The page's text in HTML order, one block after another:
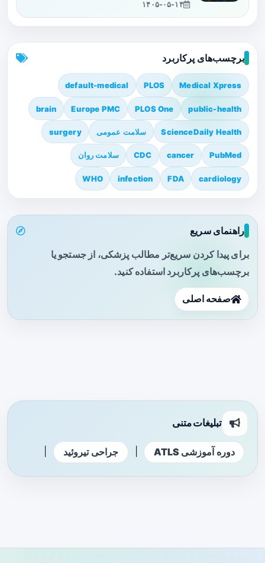
۱۴۰۵-۰۵-۱۴
برچسب‌های پرکاربرد
Medical Xpress
PLOS
default-medical
public-health
PLOS One
Europe PMC
brain
ScienceDaily Health سلامت عمومی surgery
PubMed
cancer
CDC سلامت روان
cardiology
FDA
infection
WHO
راهنمای سریع
برای پیدا کردن سریع‌تر مطالب پزشکی، از جستجو یا
برچسب‌های پرکاربرد استفاده کنید.
صفحه اصلی
تبلیغات متنی
دوره آموزشی ATLS جراحی تیروئید